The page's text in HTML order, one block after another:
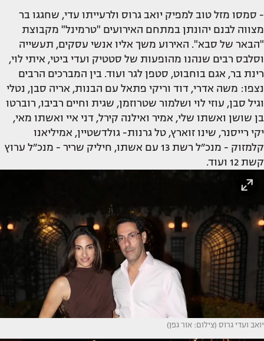
- סמסו מזל טוב למפיק יואב גרוס ולרעייתו עדי, שחגגו בר
מצווה לבנם יהונתן במתחם האירועים "טרמינל" מקבוצת
"הבאר של סבא". האירוע משך אליו אנשי עסקים, תעשייה
וסלבס רבים שנהנו מהופעות של סטטיק ועדי ביטי, איתי לוי,
רינת בר, אגם בוחבוט, סטפן לגר ועוד. בין המברכים הרבים
נצפו: משה אדרי, דוד וריקי פתאל עם הבנות, אריה סבן, נטלי
וגיל סבן, עוזי לוי ושלמור שטרוזמן, שגית וחיים רביבו, רוברטו
בן שושן ואשתו שלי, אמיר ואילנה קירל, דני איי ואשתו מאי,
יקי רייסנר, שינו זוארץ, טל גרנות- גולדשטיין, אמיליאנו
קלמזוק - מנכ״ל רשת 13 עם אשתו, חיליק שריר - מנכ״ל ערוץ
קשת 12 ועוד.
יואב ועדי גרוס (צילום: אור גפן)